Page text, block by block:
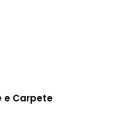
e Carpete